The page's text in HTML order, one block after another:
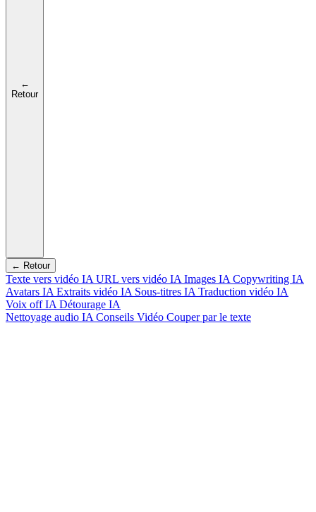
←
Retour
← Retour
Texte vers vidéo IA URL vers vidéo IA Images IA Copywriting IA
Avatars IA Extraits vidéo IA Sous-titres IA Traduction vidéo IA
Voix off IA Détourage IA
Nettoyage audio IA Conseils Vidéo Couper par le texte